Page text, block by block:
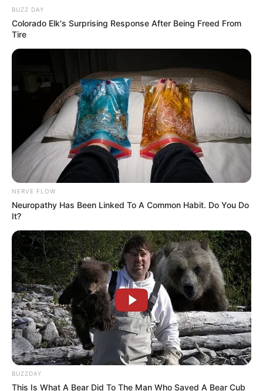
BUZZ DAY
Colorado Elk's Surprising Response After Being Freed From
Tire
NERVE FLOW
Neuropathy Has Been Linked To A Common Habit. Do You Do
It?
BUZZDAY
This Is What A Bear Did To The Man Who Saved A Bear Cub